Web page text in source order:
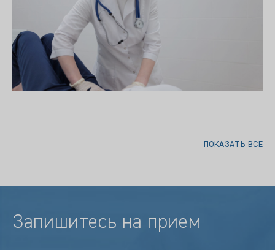
ПОКАЗАТЬ ВСЕ
Запишитесь на прием